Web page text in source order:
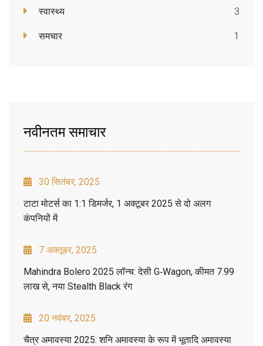
स्वास्थ्य 3
समचार 1
नवीनतम समाचार
30 सितंबर, 2025
टाटा मोटर्स का 1:1 डिमर्जर, 1 अक्टूबर 2025 से दो अलग
कंपनियों में
7 अक्तूबर, 2025
Mahindra Bolero 2025 लॉन्च: देसी G‑Wagon, कीमत 7.99
लाख से, नया Stealth Black रंग
20 नवंबर, 2025
चैत्र अमावस्या 2025: शनि अमावस्या के रूप में भूतादि अमावस्या